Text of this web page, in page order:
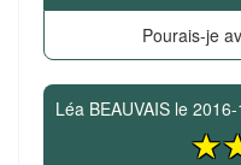
Pourais-je
Léa BEAUVAIS le 2016-